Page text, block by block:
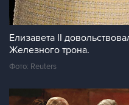
Елизавета II
Железного трона.
Фото: Reuters